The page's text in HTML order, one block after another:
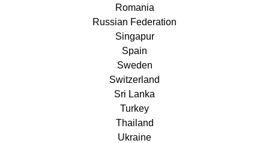
Romania
Russian Federation
Singapur
Spain
Sweden
Switzerland
Sri Lanka
Turkey
Thailand
Ukraine